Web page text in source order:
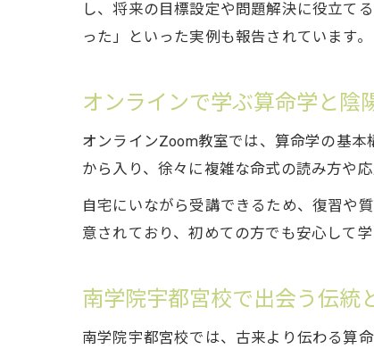
し、将来の目標設定や問題解決に役立て
った」といった実例も報告されています。
オンラインで学ぶ算命学と陰
オンラインZoom教室では、算命学の基
から入り、徐々に複雑な命式の読み方や応
自宅にいながら受講できるため、復習や
意されており、初めての方でも安心して
南学院宇都宮校で出会う伝統
南学院宇都宮校では、古来より伝わる算